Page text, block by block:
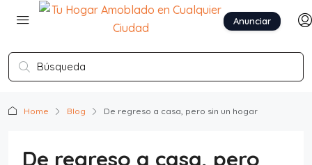
Anunciar
Home Blog De regreso a casa, pero sin un hogar
De regreso a casa, pero